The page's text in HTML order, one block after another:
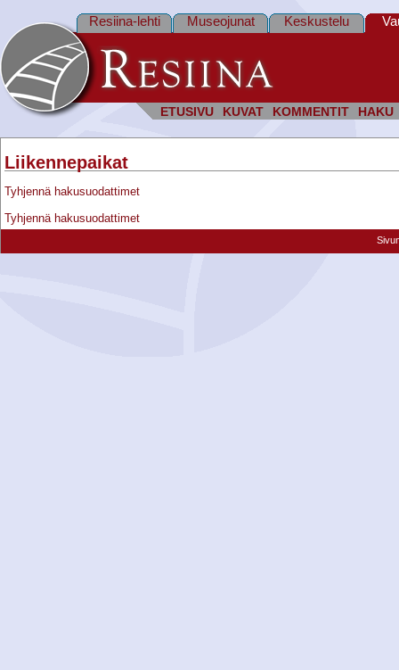
ETUSIVU KUVAT KOMMENTIT HAKU
Resiina-lehti Museojunat Keskustelu
Liikennepaikat
Tyhjennä hakusuodattimet
Tyhjennä hakusuodattimet